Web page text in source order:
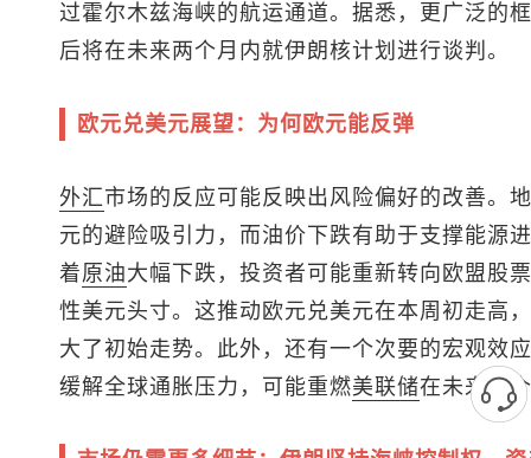
过霍尔木兹海峡的航运通道。据悉，更广泛的
后将在未来两个月内就伊朗核计划进行谈判。
欧元兑美元展望：为何欧元能反弹
外汇市场的反应可能反映出风险偏好的改善。
元的避险吸引力，而油价下跌有助于支撑能源
着原油大幅下跌，投资者可能重新转向欧盟股
性美元头寸。这推动 欧元兑美元在本周初走高
大了初始走势。此外，还有一个次要的宏观效
缓解全球通胀压力，可能重燃美联储在未来几